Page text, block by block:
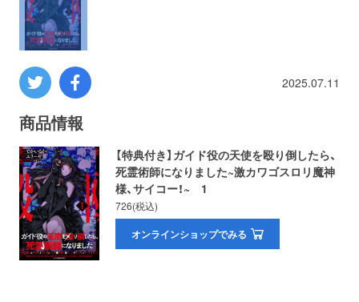
2025.07.11
商品情報
【特典付き】ガイド役の天使を殴り倒したら、
死霊術師になりました~激カワゴスロリ魔神
様、サイコー！~ 1
726(税込)
オンラインショップでみる
その他
イベント
フェア
会社概要 プライバシーポリシー
お問い合わせ 取材のお申し込み